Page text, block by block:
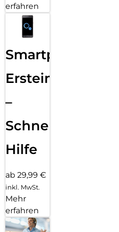
erfahren
Smartphone
Ersteinrichtung
–
Schnelle
Hilfe
ab 29,99 €
inkl. MwSt.
Mehr
erfahren